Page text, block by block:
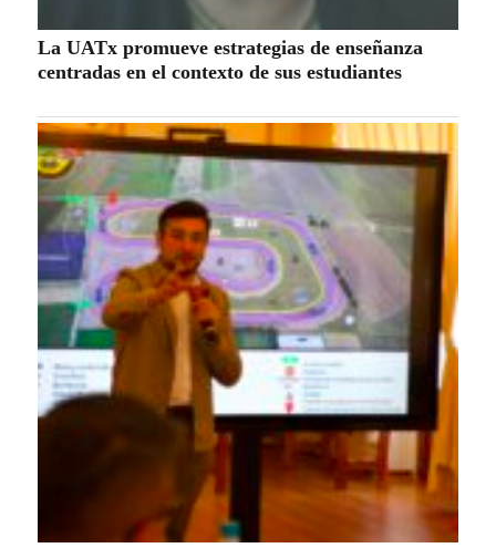
La UATx promueve estrategias de enseñanza
centradas en el contexto de sus estudiantes